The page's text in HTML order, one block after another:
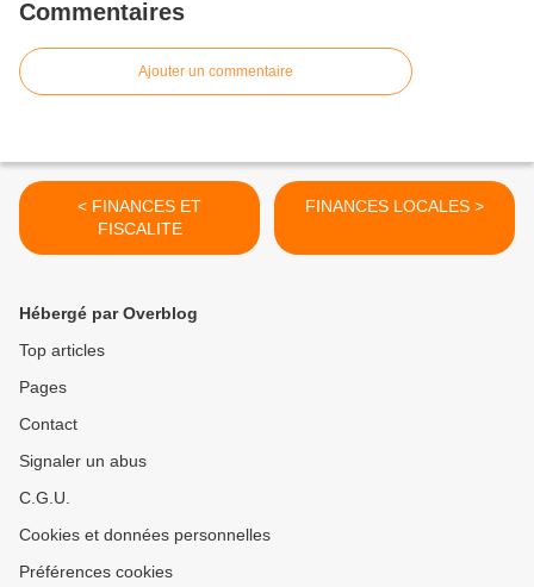
Commentaires
Ajouter un commentaire
< FINANCES ET
FISCALITE
FINANCES LOCALES >
Hébergé par Overblog
Top articles
Pages
Contact
Signaler un abus
C.G.U.
Cookies et données personnelles
Préférences cookies